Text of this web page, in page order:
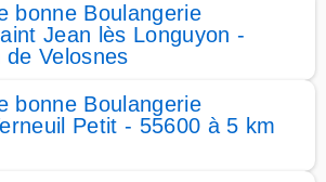
bonne Boulangerie
Jean lès Longuyon -
Velosnes
bonne Boulangerie
Petit - 55600 à 5 km